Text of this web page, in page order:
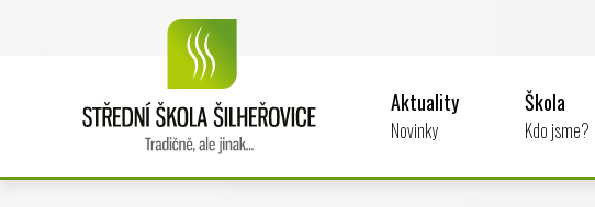
Aktuality
Novinky
Škola
Kdo jsme?